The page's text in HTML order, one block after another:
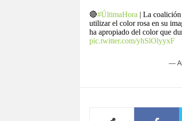
🔴#ÚltimaHora | La
utilizar el color rosa en su
ha apropiado del color que
pic.twitter.com/yhSlOlyyxF
—